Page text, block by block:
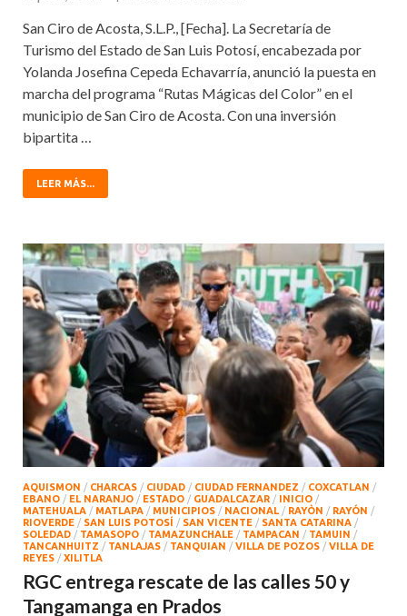
San Ciro de Acosta, S.L.P., [Fecha]. La Secretaría de
Turismo del Estado de San Luis Potosí, encabezada por
Yolanda Josefina Cepeda Echavarría, anunció la puesta en
marcha del programa “Rutas Mágicas del Color” en el
municipio de San Ciro de Acosta. Con una inversión
bipartita …
LEER MÁS...
AQUISMON / CHARCAS / CIUDAD / CIUDAD FERNANDEZ / COXCATLAN /
EBANO / EL NARANJO / ESTADO / GUADALCAZAR / INICIO /
MATEHUALA / MATLAPA / MUNICIPIOS / NACIONAL / RAYÒN / RAYÓN /
RIOVERDE / SAN LUIS POTOSÍ / SAN VICENTE / SANTA CATARINA /
SOLEDAD / TAMASOPO / TAMAZUNCHALE / TAMPACAN / TAMUIN /
TANCANHUITZ / TANLAJAS / TANQUIAN / VILLA DE POZOS / VILLA DE
REYES / XILITLA
RGC entrega rescate de las calles 50 y
Tangamanga en Prados